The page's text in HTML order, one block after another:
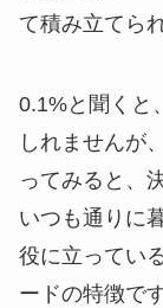
て積み立てら
0.1%と聞くと
しれませんが
ってみると、
いつも通りに
役に立ってい
ードの特徴です